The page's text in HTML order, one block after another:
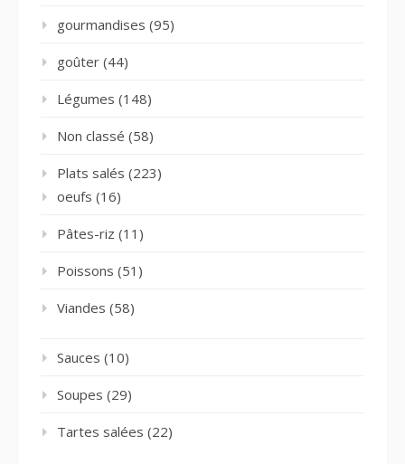
gourmandises (95)
goûter (44)
Légumes (148)
Non classé (58)
Plats salés (223)
oeufs (16)
Pâtes-riz (11)
Poissons (51)
Viandes (58)
Sauces (10)
Soupes (29)
Tartes salées (22)